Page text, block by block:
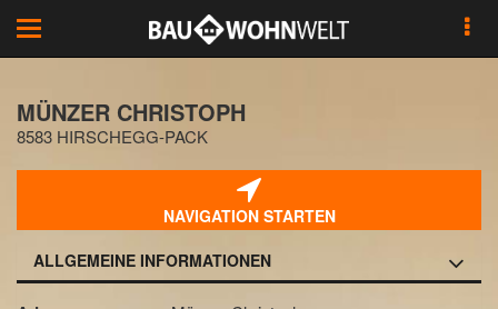
Toggle
navigation
MÜNZER CHRISTOPH
8583 HIRSCHEGG-PACK
NAVIGATION STARTEN
ALLGEMEINE INFORMATIONEN